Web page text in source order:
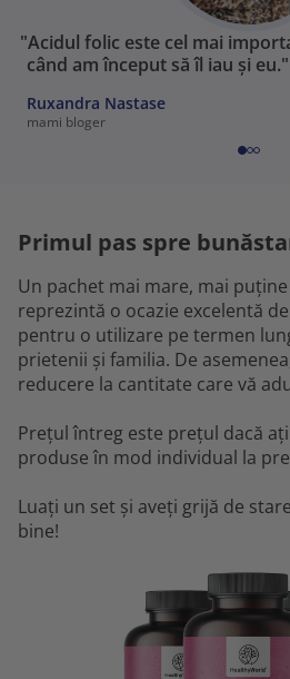
"Acidul folic este cel mai
când am început să îl iau și eu."
Ruxandra Nastase
mami bloger
Primul pas spre
Un pachet mai mare, mai
reprezintă o ocazie excelentă
pentru o utilizare pe termen
prietenii și familia. De
reducere la cantitate care vă
Prețul întreg este prețul dacă
produse în mod individual la
Luați un set și aveți grijă de
bine!